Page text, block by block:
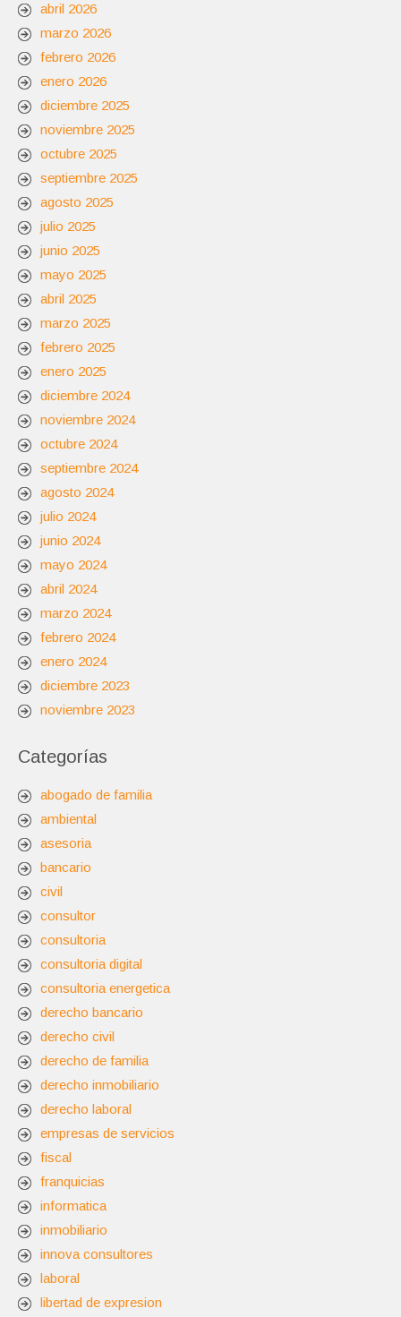
abril 2026
marzo 2026
febrero 2026
enero 2026
diciembre 2025
noviembre 2025
octubre 2025
septiembre 2025
agosto 2025
julio 2025
junio 2025
mayo 2025
abril 2025
marzo 2025
febrero 2025
enero 2025
diciembre 2024
noviembre 2024
octubre 2024
septiembre 2024
agosto 2024
julio 2024
junio 2024
mayo 2024
abril 2024
marzo 2024
febrero 2024
enero 2024
diciembre 2023
noviembre 2023
Categorías
abogado de familia
ambiental
asesoria
bancario
civil
consultor
consultoria
consultoria digital
consultoria energetica
derecho bancario
derecho civil
derecho de familia
derecho inmobiliario
derecho laboral
empresas de servicios
fiscal
franquicias
informatica
inmobiliario
innova consultores
laboral
libertad de expresion